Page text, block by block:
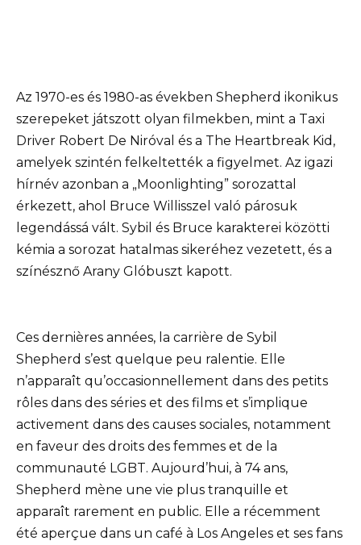
Az 1970-es és 1980-as években Shepherd ikonikus
szerepeket játszott olyan filmekben, mint a Taxi
Driver Robert De Niróval és a The Heartbreak Kid,
amelyek szintén felkeltették a figyelmet. Az igazi
hírnév azonban a „Moonlighting” sorozattal
érkezett, ahol Bruce Willisszel való párosuk
legendássá vált. Sybil és Bruce karakterei közötti
kémia a sorozat hatalmas sikeréhez vezetett, és a
színésznő Arany Glóbuszt kapott.
Ces dernières années, la carrière de Sybil
Shepherd s’est quelque peu ralentie. Elle
n’apparaît qu’occasionnellement dans des petits
rôles dans des séries et des films et s’implique
activement dans des causes sociales, notamment
en faveur des droits des femmes et de la
communauté LGBT. Aujourd’hui, à 74 ans,
Shepherd mène une vie plus tranquille et
apparaît rarement en public. Elle a récemment
été aperçue dans un café à Los Angeles et ses fans